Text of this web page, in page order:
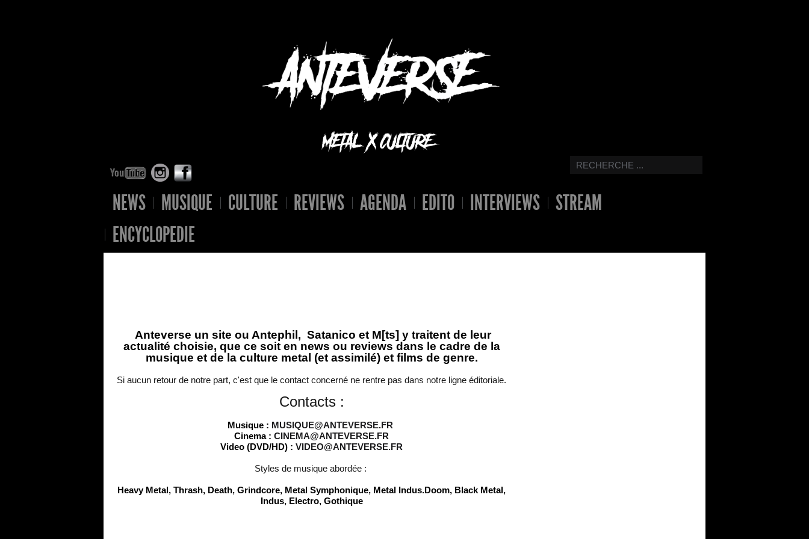
NEWS MUSIQUE CULTURE REVIEWS AGENDA EDITO INTERVIEWS
STREAM
ENCYCLOPEDIE
Anteverse un site ou Antephil, Satanico et M[ts] y traitent de leur
actualité choisie, que ce soit en news ou reviews dans le cadre de la
musique et de la culture metal (et assimilé) et films de genre.
Si aucun retour de notre part, c'est que le contact concerné ne rentre pas dans notre ligne éditoriale.
Contacts :
Musique : MUSIQUE@ANTEVERSE.FR
Cinema : CINEMA@ANTEVERSE.FR
Video (DVD/HD) : VIDEO@ANTEVERSE.FR
Styles de musique abordée :
Heavy Metal, Thrash, Death, Grindcore, Metal Symphonique, Metal Indus.Doom, Black Metal,
Indus, Electro, Gothique